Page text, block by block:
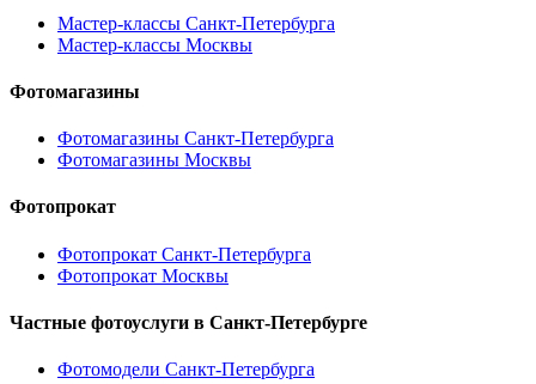
Мастер-классы Санкт-Петербурга
Мастер-классы Москвы
Фотомагазины
Фотомагазины Санкт-Петербурга
Фотомагазины Москвы
Фотопрокат
Фотопрокат Санкт-Петербурга
Фотопрокат Москвы
Частные фотоуслуги в Санкт-Петербурге
Фотомодели Санкт-Петербурга